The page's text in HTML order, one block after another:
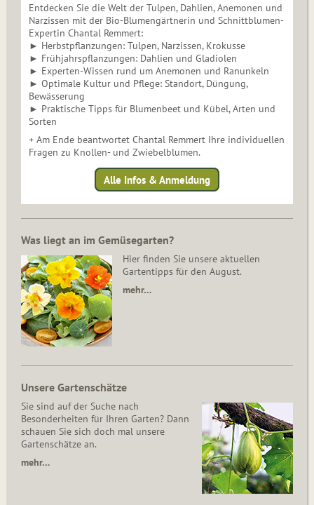
Entdecken Sie die Welt der Tulpen, Dahlien, Anemonen und
Narzissen mit der Bio-Blumengärtnerin und Schnittblumen-
Expertin Chantal Remmert:
► Herbstpflanzungen: Tulpen, Narzissen, Krokusse
► Frühjahrspflanzungen: Dahlien und Gladiolen
► Experten-Wissen rund um Anemonen und Ranunkeln
► Optimale Kultur und Pflege: Standort, Düngung,
Bewässerung
► Praktische Tipps für Blumenbeet und Kübel, Arten und
Sorten
+ Am Ende beantwortet Chantal Remmert Ihre individuellen
Fragen zu Knollen- und Zwiebelblumen.
Alle Infos & Anmeldung
Was liegt an im Gemüsegarten?
Hier finden Sie unsere aktuellen
Gartentipps für den August.
mehr…
Unsere Gartenschätze
Sie sind auf der Suche nach
Besonderheiten für Ihren Garten? Dann
schauen Sie sich doch mal unsere
Gartenschätze an.
mehr…